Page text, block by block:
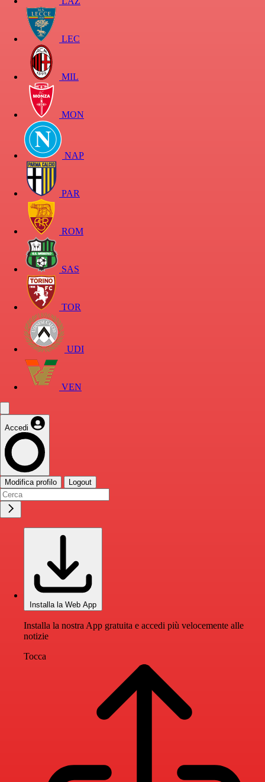
LEC
MIL
MON
NAP
PAR
ROM
SAS
TOR
UDI
VEN
Accedi
Modifica profilo Logout
Installa la Web App
Installa la nostra App gratuita e accedi più velocemente alle
notizie
Tocca